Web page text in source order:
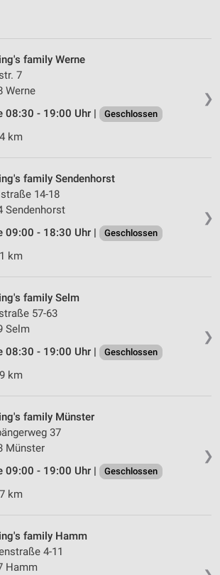
❯
family Werne
7
Werne
08:30 - 19:00 Uhr |
Geschlossen
km
❯
family Sendenhorst
14-18
Sendenhorst
09:00 - 18:30 Uhr |
Geschlossen
km
❯
family Selm
57-63
Selm
08:30 - 19:00 Uhr |
Geschlossen
km
❯
family Münster
37
Münster
09:00 - 19:00 Uhr |
Geschlossen
km
family Hamm
4-11
Hamm